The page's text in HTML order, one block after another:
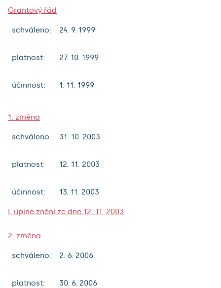
Grantový řád
schváleno: 24. 9. 1999
platnost: 27. 10. 1999
účinnost: 1. 11. 1999
1. změna
schváleno: 31. 10. 2003
platnost: 12. 11. 2003
účinnost: 13. 11. 2003
I. úplné znění ze dne 12. 11. 2003
2. změna
schváleno: 2. 6. 2006
platnost: 30. 6. 2006